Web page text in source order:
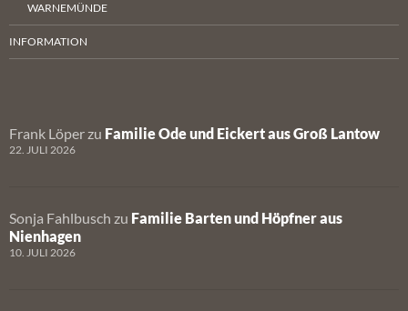
WARNEMÜNDE
INFORMATION
Frank Löper zu Familie Ode und Eickert aus Groß Lantow
22. JULI 2026
Sonja Fahlbusch zu Familie Barten und Höpfner aus
Nienhagen
10. JULI 2026